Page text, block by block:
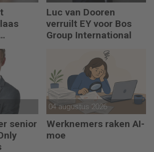
Luc van Dooren
verruilt EY voor Bos
Group International
senior
04 augustus 2026
Werknemers raken AI-
moe